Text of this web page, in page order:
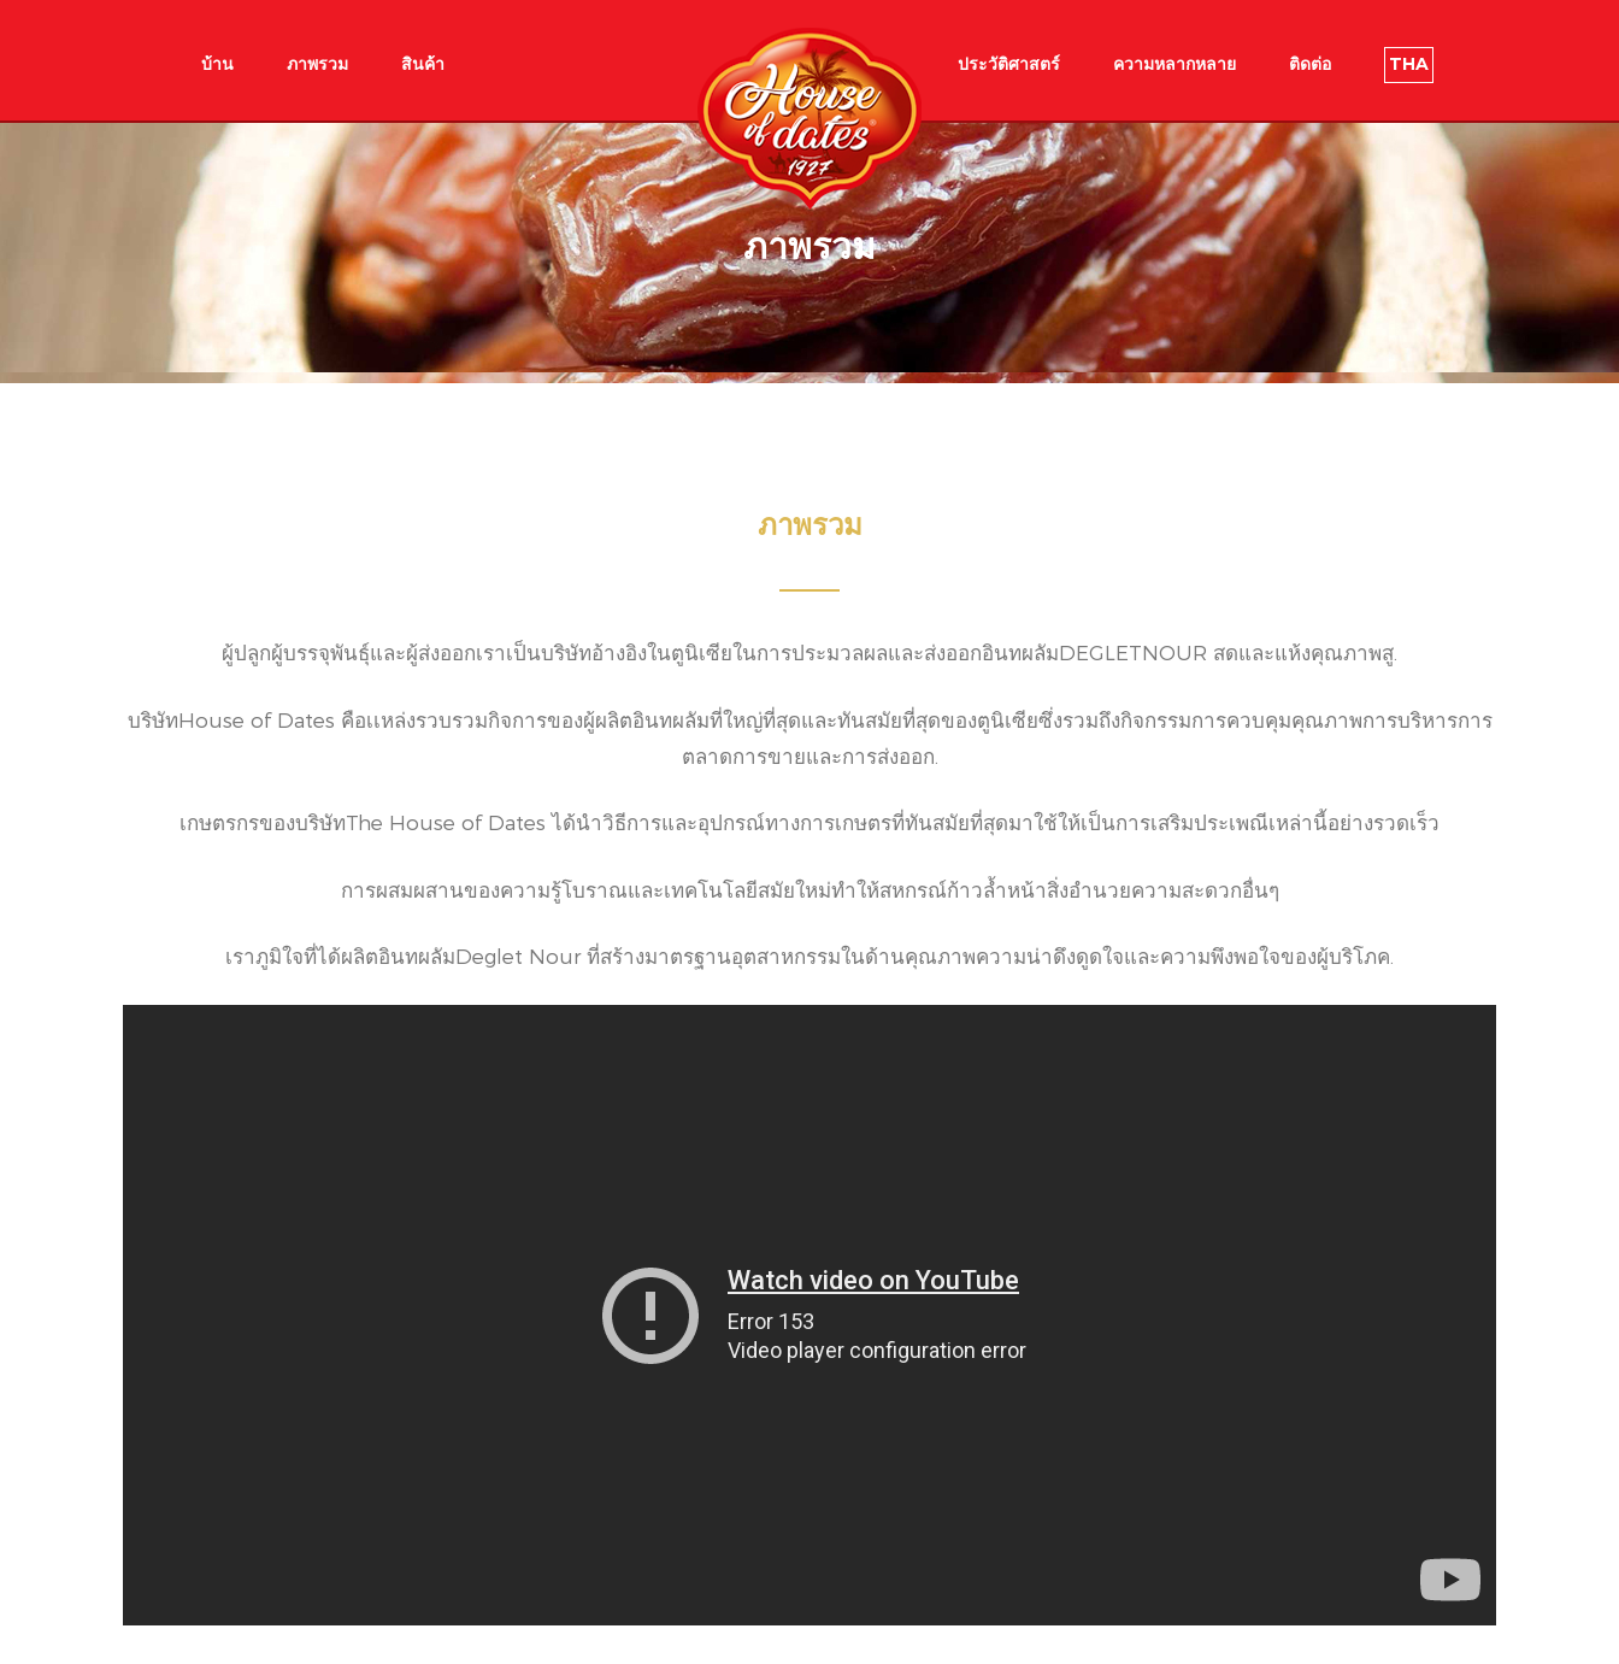
บ้าน ภาพรวม สินค้า ประวัติศาสตร์ ความหลากหลาย ติดต่อ THA
ภาพรวม
ภาพรวม
ผู้ปลูกผู้บรรจุพันธุ์และผู้ส่งออกเราเป็นบริษัทอ้างอิงในตูนิเซียในการประมวลผลและส่งออกอินทผลัมDEGLETNOUR สดและแห้งคุณภาพสู.
บริษัทHouse of Dates คือเเหล่งรวบรวมกิจการของผู้ผลิตอินทผลัมที่ใหญ่ที่สุดและทันสมัยที่สุดของตูนิเซียซึ่งรวมถึงกิจกรรมการควบคุมคุณภาพการบริหารการ
ตลาดการขายและการส่งออก.
เกษตรกรของบริษัทThe House of Dates ได้นำวิธีการและอุปกรณ์ทางการเกษตรที่ทันสมัยที่สุดมาใช้ให้เป็นการเสริมประเพณีเหล่านี้อย่างรวดเร็ว
การผสมผสานของความรู้โบราณและเทคโนโลยีสมัยใหม่ทำให้สหกรณ์ก้าวล้ำหน้าสิ่งอำนวยความสะดวกอื่นๆ
เราภูมิใจที่ได้ผลิตอินทผลัมDeglet Nour ที่สร้างมาตรฐานอุตสาหกรรมในด้านคุณภาพความน่าดึงดูดใจและความพึงพอใจของผู้บริโภค.